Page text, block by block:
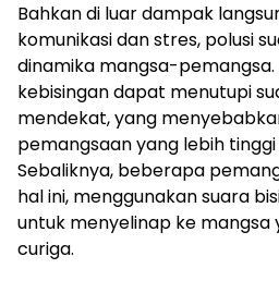
Bahkan di luar dampak
komunikasi dan stres, polusi
dinamika mangsa-
kebisingan dapat menutupi
mendekat, yang
pemangsaan yang lebih
Sebaliknya, beberapa
hal ini, menggunakan suara
untuk menyelinap ke mangsa
curiga.